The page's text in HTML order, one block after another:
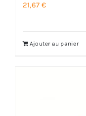
21,67€
Ajouter au panier